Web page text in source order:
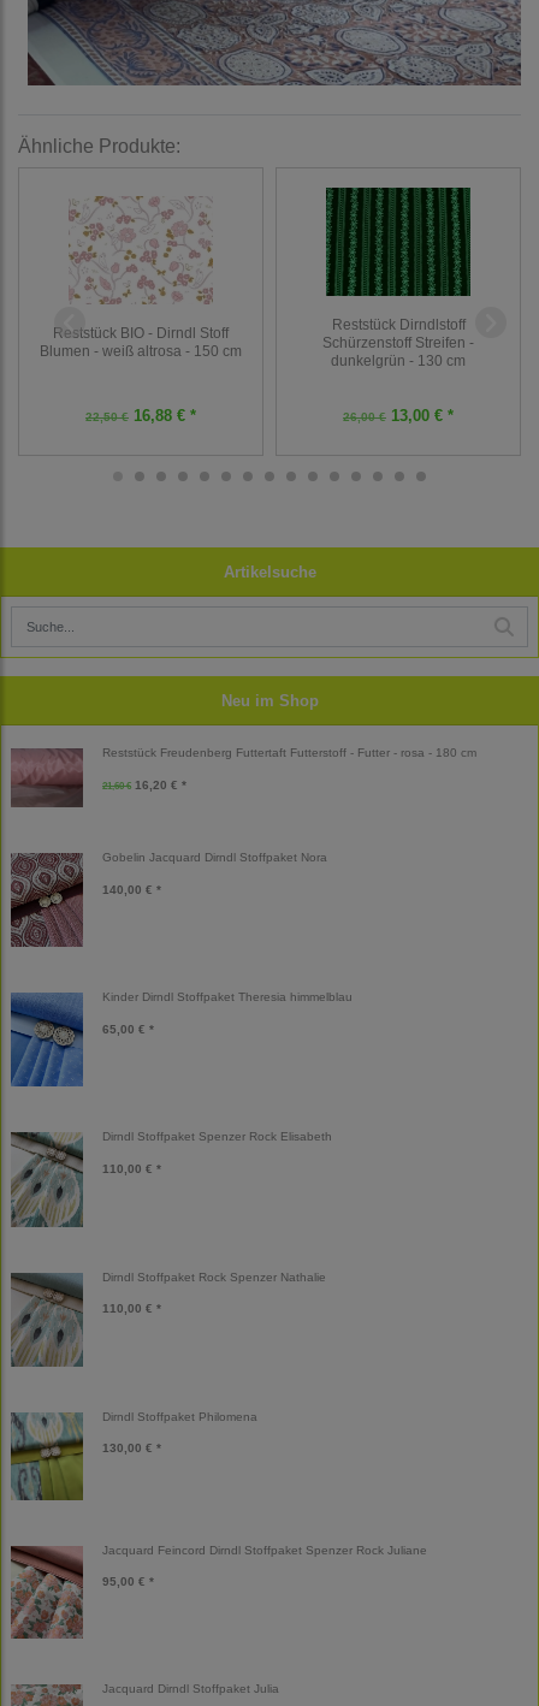
Artikelsuche
Neu im Shop
Reststück Freudenberg Futtertaft Futterstoff - Futter - rosa - 180 cm
21,60 € 16,20 € *
Gobelin Jacquard Dirndl Stoffpaket Nora
140,00 € *
Kinder Dirndl Stoffpaket Theresia himmelblau
65,00 € *
Dirndl Stoffpaket Spenzer Rock Elisabeth
110,00 € *
Dirndl Stoffpaket Rock Spenzer Nathalie
110,00 € *
Dirndl Stoffpaket Philomena
130,00 € *
Jacquard Feincord Dirndl Stoffpaket Spenzer Rock Juliane
95,00 € *
Jacquard Dirndl Stoffpaket Julia
Ähnliche Produkte:
Reststück BIO - Dirndl Stoff
Blumen - weiß altrosa - 150 cm
22,50 € 16,88 € *
Reststück Dirndlstoff
Schürzenstoff Streifen -
dunkelgrün - 130 cm
26,00 € 13,00 € *